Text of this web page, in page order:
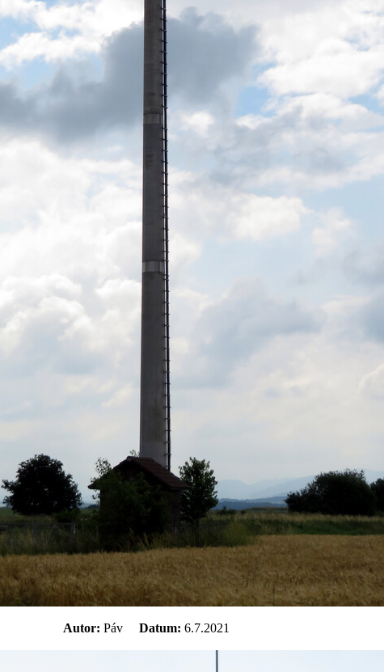
Autor: Páv Datum: 6.7.2021